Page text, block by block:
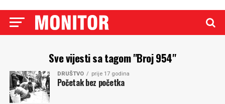
Sve vijesti sa tagom "Broj 954"
DRUŠTVO prije 17 godina
Početak bez početka